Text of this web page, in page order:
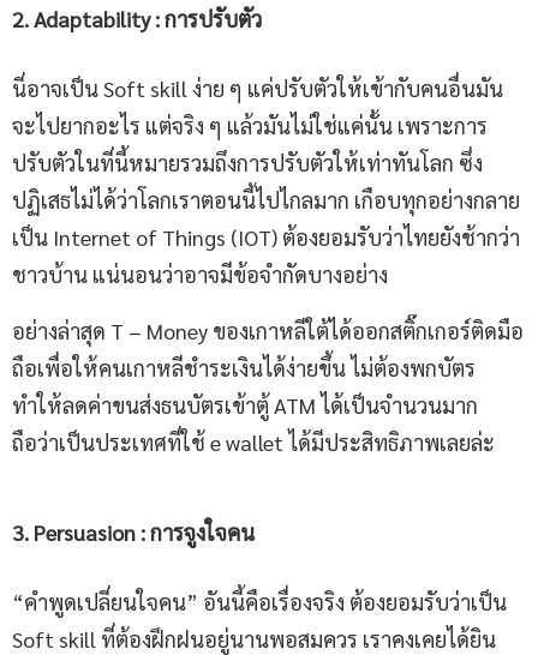
2. Adaptability : การปรับตัว
นี่อาจเป็น Soft skill ง่าย ๆ แค่ปรับตัวให้เข้ากับคนอื่นมัน
จะไปยากอะไร แต่จริง ๆ แล้วมันไม่ใช่แค่นั้น เพราะการ
ปรับตัวในที่นี้หมายรวมถึงการปรับตัวให้เท่าทันโลก ซึ่ง
ปฏิเสธไม่ได้ว่าโลกเราตอนนี้ไปไกลมาก เกือบทุกอย่างกลาย
เป็น Internet of Things (IOT) ต้องยอมรับว่าไทยยังช้ากว่า
ชาวบ้าน แน่นอนว่าอาจมีข้อจำกัดบางอย่าง
อย่างล่าสุด T – Money ของเกาหลีใต้ได้ออกสติ๊กเกอร์ติดมือ
ถือเพื่อให้คนเกาหลีชำระเงินได้ง่ายขึ้น ไม่ต้องพกบัตร
ทำให้ลดค่าขนส่งธนบัตรเข้าตู้ ATM ได้เป็นจำนวนมาก
ถือว่าเป็นประเทศที่ใช้ e wallet ได้มีประสิทธิภาพเลยล่ะ
3. Persuasion :การจูงใจคน
“คำพูดเปลี่ยนใจคน” อันนี้คือเรื่องจริง ต้องยอมรับว่าเป็น
Soft skill ที่ต้องฝึกฝนอยู่นานพอสมควร เราคงเคยได้ยิน